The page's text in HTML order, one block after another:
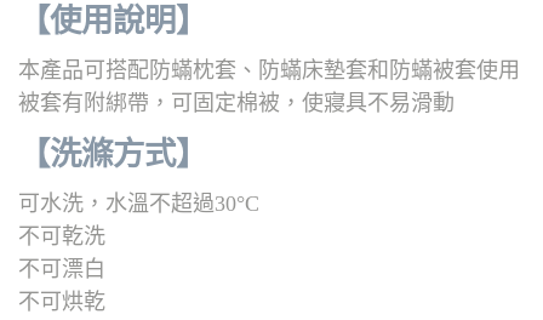
【使用說明】
本產品可搭配防蟎枕套、防蟎床墊套和防蟎被套使用
被套有附綁帶，可固定棉被，使寢具不易滑動
【洗滌方式】
可水洗，水溫不超過30°C
不可乾洗
不可漂白
不可烘乾